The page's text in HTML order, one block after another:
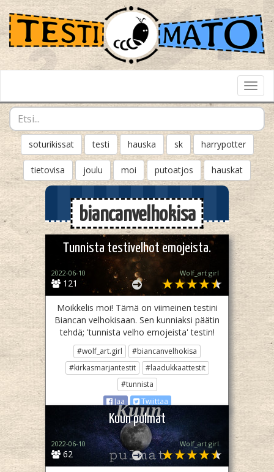
soturikissat testi hauska sk harrypotter
tietovisa joulu moi putoatjos hauskat
biancanvelhokisa
Tunnista testivelhot emojeista.
121
2022-06-10 Wolf_art girl ‎
Moikkelis moi! Tämä on viimeinen testini
Biancan velhokisaan. Sen kunniaksi päätin
tehdä; 'tunnista velho emojeista' testin!
#wolf_art.girl
#biancanvelhokisa
#kirkasmarjantestit
#laadukkaattestit
#tunnista
Jaa
Twiittaa
Kuun pulmat
62
2022-06-10 Wolf_art girl ‎